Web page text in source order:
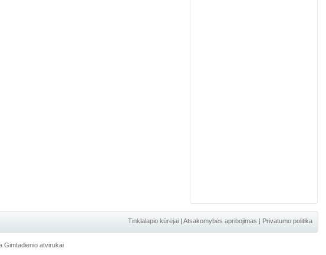
Tinklalapio kūrėjai| Atsakomybės apribojimas | Privatumo politika
Gimtadienio atvirukai